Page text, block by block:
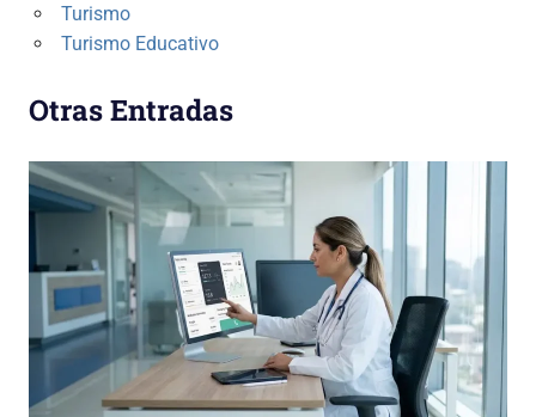
Turismo
Turismo Educativo
Otras Entradas